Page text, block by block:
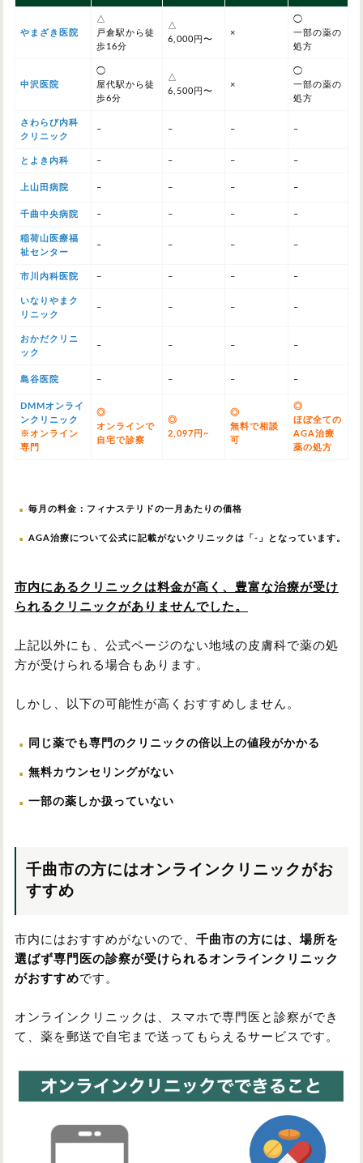
やまざき医院
△
戸倉駅から徒
歩16分
△
6,000円〜
×
◯
一部の薬の
処方
中沢医院
◯
屋代駅から徒
歩6分
△
6,500円〜
×
◯
一部の薬の
処方
さわらび内科
クリニック
– – – –
とよき内科 – – – –
上山田病院 – – – –
千曲中央病院 – – – –
稲荷山医療福
祉センター
– – – –
市川内科医院 – – – –
いなりやまク
リニック
– – – –
おかだクリニ
ック
– – – –
島谷医院 – – – –
DMMオンライ
ンクリニック
※オンライン
専門
◎
オンラインで
自宅で診察
◎
2,097円~
◎
無料で相談
可
◎
ほぼ全ての
AGA治療
薬の処方
毎月の料金：フィナステリドの一月あたりの価格
AGA治療について公式に記載がないクリニックは「-」となっています。
市内にあるクリニックは料金が高く、豊富な治療が受け
られるクリニックがありませんでした。
上記以外にも、公式ページのない地域の皮膚科で薬の処
方が受けられる場合もあります。
しかし、以下の可能性が高くおすすめしません。
同じ薬でも専門のクリニックの倍以上の値段がかかる
無料カウンセリングがない
一部の薬しか扱っていない
千曲市の方にはオンラインクリニックがお
すすめ
市内にはおすすめがないので、 千曲市の方には、場所を
選ばず専門医の診察が受けられるオンラインクリニック
がおすすめです。
オンラインクリニックは、スマホで専門医と診察ができ
て、薬を郵送で自宅まで送ってもらえるサービスです。